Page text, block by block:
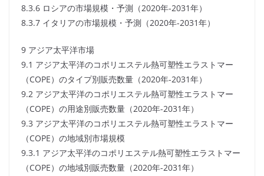
8.3.6 ロシアの市場規模・予測（2020年-2031年）
8.3.7 イタリアの市場規模・予測（2020年-2031年）
9 アジア太平洋市場
9.1 アジア太平洋のコポリエステル熱可塑性エラストマー
（COPE）のタイプ別販売数量（2020年-2031年）
9.2 アジア太平洋のコポリエステル熱可塑性エラストマー
（COPE）の用途別販売数量（2020年-2031年）
9.3 アジア太平洋のコポリエステル熱可塑性エラストマー
（COPE）の地域別市場規模
9.3.1 アジア太平洋のコポリエステル熱可塑性エラストマー
（COPE）の地域別販売数量（2020年-2031年）